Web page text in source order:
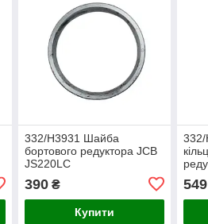
332/H3931 Шайба
бортового редуктора JCB
JS220LC
390₴
Купити
332/
549